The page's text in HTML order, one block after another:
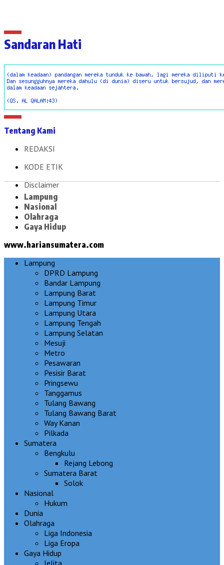
Sandaran Hati
Tentang Kami
REDAKSI
KODE ETIK
Disclaimer
Lampung
Nasional
Olahraga
Gaya Hidup
www.hariansumatera.com
Lampung
DPRD Lampung
Bandar Lampung
Lampung Barat
Lampung Timur
Lampung Utara
Lampung Tengah
Lampung Selatan
Mesuji
Metro
Pesawaran
Pesisir Barat
Pringsewu
Tanggamus
Tulang Bawang
Tulang Bawang Barat
Way Kanan
Pilkada
Sumatera
Bengkulu
Rejang Lebong
Sumatera Barat
Solok
Nasional
Hukum
Dunia
Olahraga
Liga Indonesia
Liga Eropa
Gaya Hidup
Jelita